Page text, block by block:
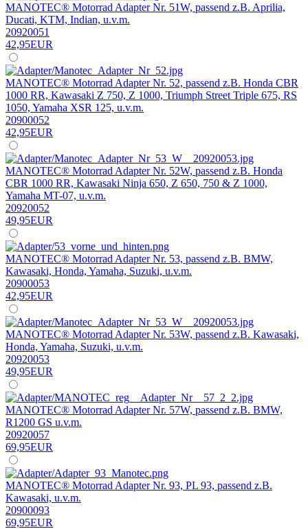
MANOTEC® Motorrad Adapter Nr. 51W, passend z.B. Aprilia,
Ducati, KTM, Indian, u.v.m.
20920051
42,95EUR
MANOTEC® Motorrad Adapter Nr. 52, passend z.B. Honda CBR
1000 RR, Kawasaki Z 750, Z 1000, Triumph Street Triple 675, RS
1050, Yamaha XSR 125, u.v.m.
20900052
42,95EUR
MANOTEC® Motorrad Adapter Nr. 52W, passend z.B. Honda
CBR 1000 RR, Kawasaki Ninja 650, Z 650, 750 & Z 1000,
Yamaha MT-07, u.v.m.
20920052
49,95EUR
MANOTEC® Motorrad Adapter Nr. 53, passend z.B. BMW,
Kawasaki, Honda, Yamaha, Suzuki, u.v.m.
20900053
42,95EUR
MANOTEC® Motorrad Adapter Nr. 53W, passend z.B. Kawasaki,
Honda, Yamaha, Suzuki, u.v.m.
20920053
49,95EUR
MANOTEC® Motorrad Adapter Nr. 57W, passend z.B. BMW,
R1200 GS u.v.m.
20920057
69,95EUR
MANOTEC® Motorrad Adapter Nr. 93, PL 93, passend z.B.
Kawasaki, u.v.m.
20900093
69,95EUR